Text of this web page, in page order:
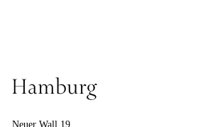
Hamburg
Neuer Wall 19